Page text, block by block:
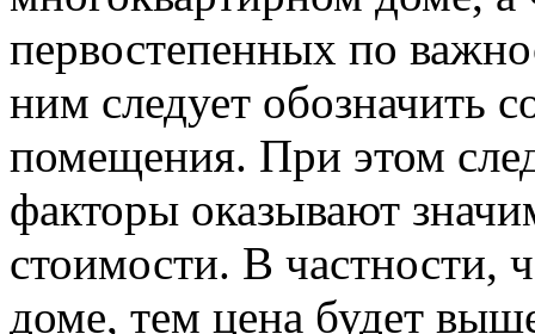
первостепенных по
ним следует обозначить
помещения. При этом
факторы оказывают
стоимости. В частности,
доме, тем цена будет